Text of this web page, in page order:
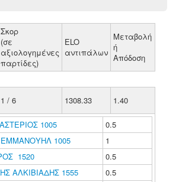
Σκορ
(σε
αξιολογημένες
παρτίδες)
ELO
αντιπάλων
Μεταβολή
ή
Απόδοση
1 / 6 1308.33 1.40
1005
0.5
1005
1
1520
0.5
ΑΛΚΙΒΙΑΔΗΣ 1555
0.5